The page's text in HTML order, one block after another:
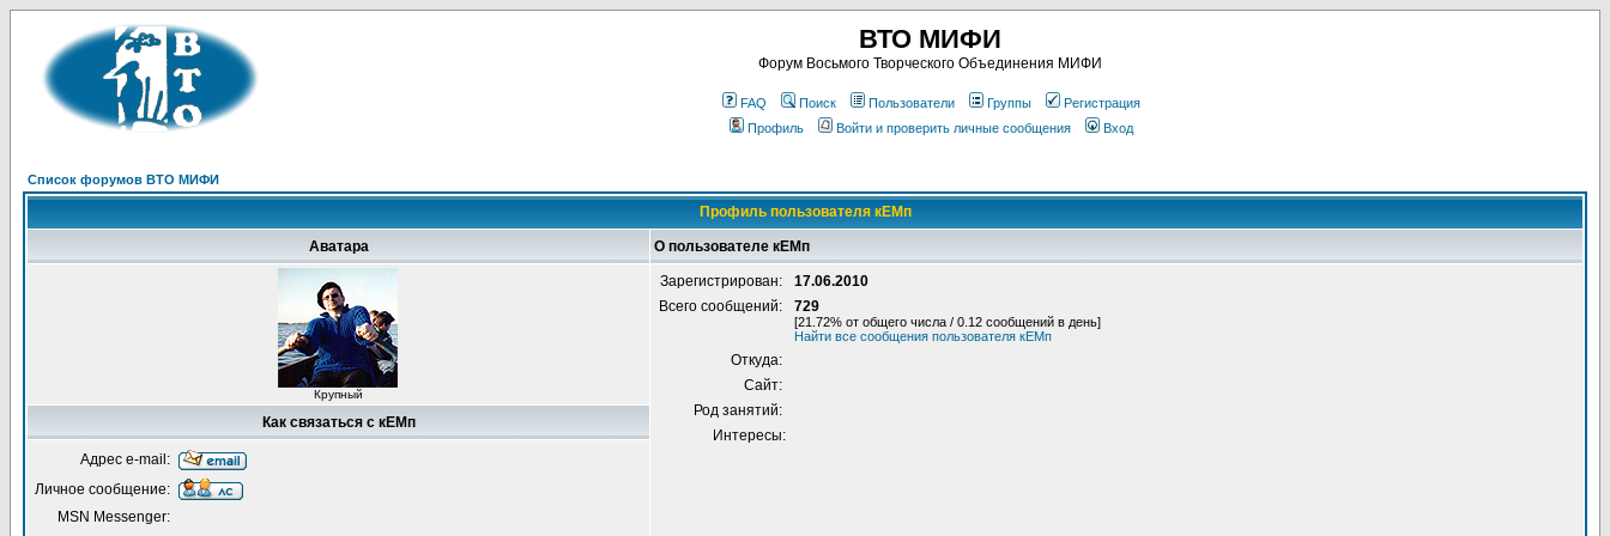
ВТО МИФИ
Форум Восьмого Творческого Объединения МИФИ
FAQ Поиск Пользователи Группы
Регистрация
Профиль
Войти и проверить личные сообщения Вход
Список форумов ВТО МИФИ
Профиль пользователя кЕМп
Аватара О пользователе кЕМп
Крупный
Зарегистрирован:
17.06.2010
Всего сообщений:
729
[21.72% от общего числа / 0.12 сообщений в день]
Найти все сообщения пользователя кЕМп
Откуда:
Сайт:
Род занятий:
Интересы:
Как связаться с кЕМп
Адрес e-mail:
Личное сообщение:
MSN Messenger: